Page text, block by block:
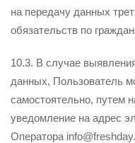
на передачу данных
обязательств по
10.3. В случае
данных, Пользователь
самостоятельно, путем
уведомление на адрес
Оператора